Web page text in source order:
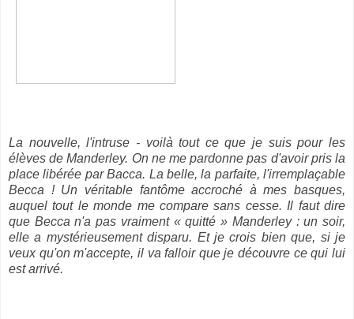
La nouvelle, l'intruse - voilà tout ce que je suis pour les
élèves de Manderley. On ne me pardonne pas d'avoir pris la
place libérée par Bacca. La belle, la parfaite, l'irremplaçable
Becca ! Un véritable fantôme accroché à mes basques,
auquel tout le monde me compare sans cesse. Il faut dire
que Becca n'a pas vraiment « quitté » Manderley : un soir,
elle a mystérieusement disparu. Et je crois bien que, si je
veux qu'on m'accepte, il va falloir que je découvre ce qui lui
est arrivé.